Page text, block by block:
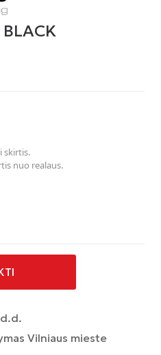
skirtis.
nuo realaus.
Vilniaus mieste